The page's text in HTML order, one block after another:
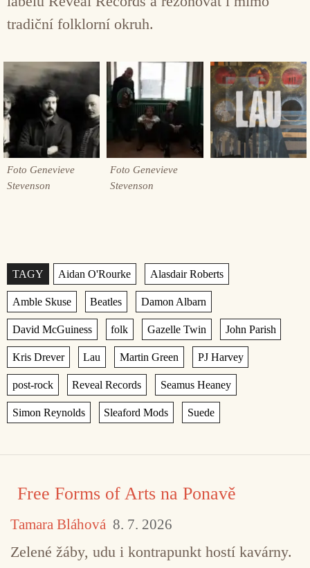
tradiční folklorní okruh.
Foto Genevieve
Stevenson
Foto Genevieve
Stevenson
Štítky
Free Forms of Arts na Ponavě
Tamara Bláhová 8. 7. 2026
Zelené žáby, udu i kontrapunkt hostí kavárny.